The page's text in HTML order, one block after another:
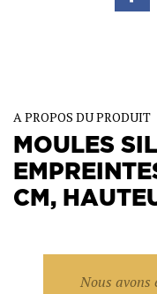
A PROPOS DU PRODUIT
MOULES
CM,
Nous avons